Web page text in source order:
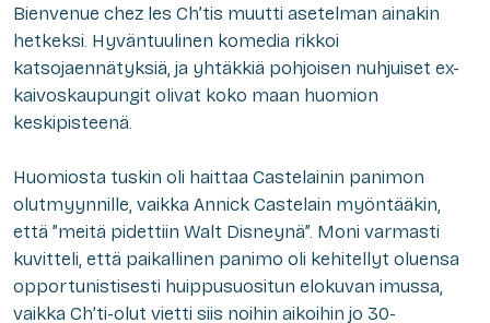
Bienvenue chez les Ch’tis muutti asetelman ainakin
hetkeksi. Hyväntuulinen komedia rikkoi
katsojaennätyksiä, ja yhtäkkiä pohjoisen nuhjuiset ex-
kaivoskaupungit olivat koko maan huomion
keskipisteenä.
Huomiosta tuskin oli haittaa Castelainin panimon
olutmyynnille, vaikka Annick Castelain myöntääkin,
että ”meitä pidettiin Walt Disneynä”. Moni varmasti
kuvitteli, että paikallinen panimo oli kehitellyt oluensa
opportunistisesti huippusuositun elokuvan imussa,
vaikka Ch’ti-olut vietti siis noihin aikoihin jo 30-